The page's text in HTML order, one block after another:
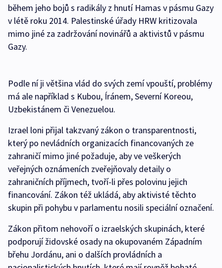
během jeho bojů s radikály z hnutí Hamas v pásmu Gazy
v létě roku 2014. Palestinské úřady HRW kritizovala
mimo jiné za zadržování novinářů a aktivistů v pásmu
Gazy.
Podle ní ji většina vlád do svých zemí vpouští, problémy
má ale například s Kubou, Íránem, Severní Koreou,
Uzbekistánem či Venezuelou.
Izrael loni přijal takzvaný zákon o transparentnosti,
který po nevládních organizacích financovaných ze
zahraničí mimo jiné požaduje, aby ve veškerých
veřejných oznámeních zveřejňovaly detaily o
zahraničních příjmech, tvoří-li přes polovinu jejich
financování. Zákon též ukládá, aby aktivisté těchto
skupin při pohybu v parlamentu nosili speciální označení.
Zákon přitom nehovoří o izraelských skupinách, které
podporují židovské osady na okupovaném Západním
břehu Jordánu, ani o dalších provládních a